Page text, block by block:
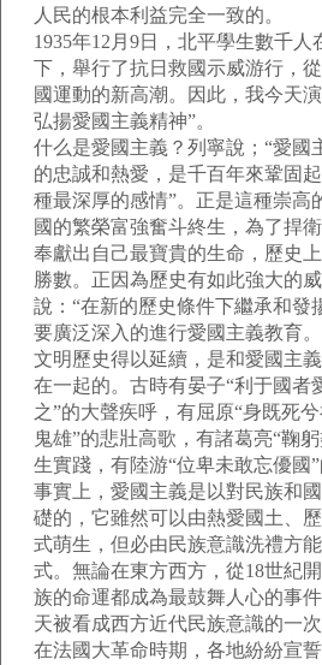
人民的根本利益完全一致的。
1935年12月9日，北平學生數千
下，舉行了抗日救國示威游行，
國運動的新高潮。因此，我今天
弘揚愛國主義精神”。
什么是愛國主義？列寧說；“愛國
的忠誠和熱愛，是千百年來鞏固
種最深厚的感情”。正是這種崇高
國的繁榮富強奮斗終生，為了捍
奉獻出自己最寶貴的生命，歷史
勝數。正因為歷史有如此強大的
說：“在新的歷史條件下繼承和發
要廣泛深入的進行愛國主義教育
文明歷史得以延續，是和愛國主
在一起的。古時有晏子“利于國者
之”的大聲疾呼，有屈原“身既死
鬼雄”的悲壯高歌，有諸葛亮“鞠
生實踐，有陸游“位卑未敢忘優國”
事實上，愛國主義是以對民族和
礎的，它雖然可以由熱愛國土、
式萌生，但必由民族意識洗禮方
式。無論在東方西方，從18世紀
族的命運都成為最鼓舞人心的事
天被看成西方近代民族意識的一
在法國大革命時期，各地紛紛宣